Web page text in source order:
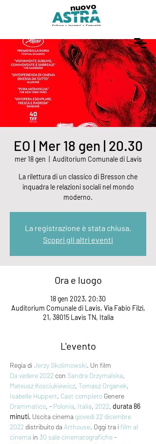
EO | Mer 18 gen | 20.30
mer 18 gen Auditorium Comunale di Lavis
La rilettura di un classico di Bresson che
inquadra le relazioni sociali nel mondo
moderno.
La registrazione è stata chiusa.
Scopri gli altri eventi
Ora e luogo
18 gen 2023, 20:30
Auditorium Comunale di Lavis, Via Fabio Filzi,
21, 38015 Lavis TN, Italia
L'evento
Regia di Jerzy Skolimowski. Un film
Da vedere 2022 con Sandra Drzymalska,
Mateusz Kosciukiewicz, Tomasz Organek,
Isabelle Huppert. Cast completo Genere
Drammatico, - Polonia, Italia, 2022, durata 86
minuti. Uscita cinema giovedì 22 dicembre
2022 distribuito da Arthouse. Oggi tra i film al
cinema in 30 sale cinematografiche -